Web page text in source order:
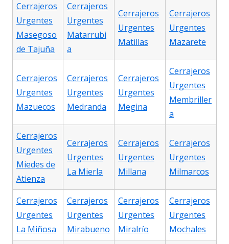
Cerrajeros
Urgentes
Masegoso
de Tajuña
Cerrajeros
Urgentes
Matarrubi
a
Cerrajeros
Urgentes
Matillas
Cerrajeros
Urgentes
Mazarete
Cerrajeros
Urgentes
Mazuecos
Cerrajeros
Urgentes
Medranda
Cerrajeros
Urgentes
Megina
Cerrajeros
Urgentes
Membriller
a
Cerrajeros
Urgentes
Miedes de
Atienza
Cerrajeros
Urgentes
La Mierla
Cerrajeros
Urgentes
Millana
Cerrajeros
Urgentes
Milmarcos
Cerrajeros
Urgentes
La Miñosa
Cerrajeros
Urgentes
Mirabueno
Cerrajeros
Urgentes
Miralrío
Cerrajeros
Urgentes
Mochales